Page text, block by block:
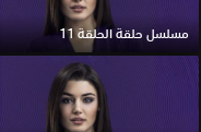
مسلسل حلقة الحلقة 11